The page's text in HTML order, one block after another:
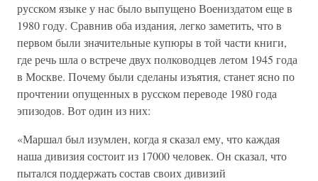
русском языке у нас было выпущено Воениздатом еще в
1980 году. Сравнив оба издания, легко заметить, что в
первом были значительные купюры в той части книги,
где речь шла о встрече двух полководцев летом 1945 года
в Москве. Почему были сделаны изъятия, станет ясно по
прочтении опущенных в русском переводе 1980 года
эпизодов. Вот один из них:
«Маршал был изумлен, когда я сказал ему, что каждая
наша дивизия состоит из 17000 человек. Он сказал, что
пытался поддержать состав своих дивизий